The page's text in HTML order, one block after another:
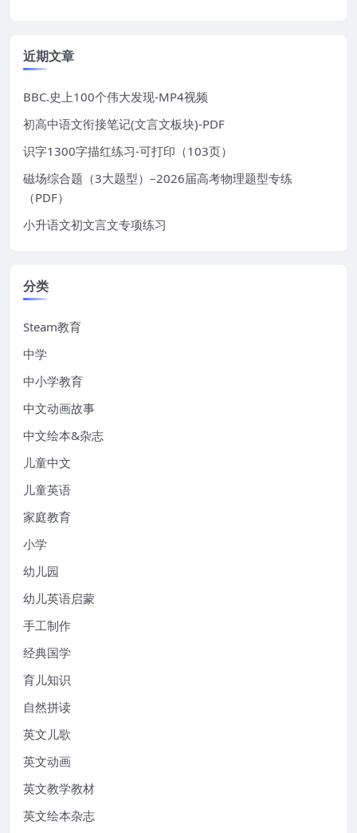
近期文章
BBC.史上100个伟大发现-MP4视频
初高中语文衔接笔记(文言文板块)-PDF
识字1300字描红练习-可打印（103页）
磁场综合题（3大题型）–2026届高考物理题型专练
（PDF）
小升语文初文言文专项练习
分类
Steam教育
中学
中小学教育
中文动画故事
中文绘本&杂志
儿童中文
儿童英语
家庭教育
小学
幼儿园
幼儿英语启蒙
手工制作
经典国学
育儿知识
自然拼读
英文儿歌
英文动画
英文教学教材
英文绘本杂志